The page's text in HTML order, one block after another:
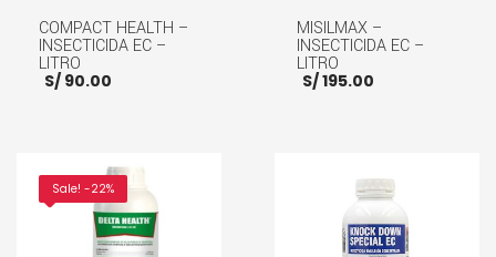
COMPACT HEALTH –
INSECTICIDA EC –
LITRO
S/ 90.00
AÑADIR AL CARRITO
MISILMAX –
INSECTICIDA EC –
LITRO
S/195.00
AÑADIR AL CARRITO
Sale! -22%